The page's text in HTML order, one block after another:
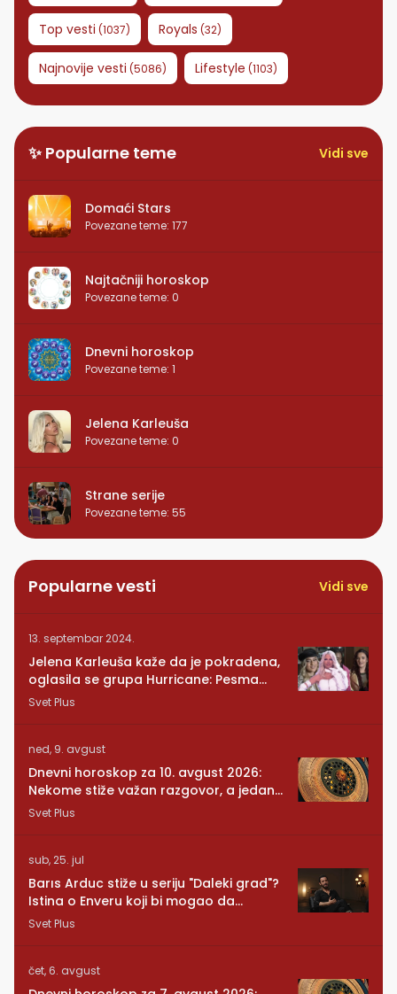
Top vesti (1037) Royals (32)
Najnovije vesti (5086) Lifestyle (1103)
✨ Popularne teme Vidi sve
Domaći Stars
Povezane teme: 177
Najtačniji horoskop
Povezane teme: 0
Dnevni horoskop
Povezane teme: 1
Jelena Karleuša
Povezane teme: 0
Strane serije
Povezane teme: 55
Popularne vesti Vidi sve
13. septembar 2024.
Jelena Karleuša kaže da je pokradena,
oglasila se grupa Hurricane: Pesma
RUNDE je naša!
Svet Plus
ned, 9. avgust
Dnevni horoskop za 10. avgust 2026:
Nekome stiže važan razgovor, a jedan
znak mora da posluša srce
Svet Plus
sub, 25. jul
Barıs Arduc stiže u seriju "Daleki grad"?
Istina o Enveru koji bi mogao da
promeni sve
Svet Plus
čet, 6. avgust